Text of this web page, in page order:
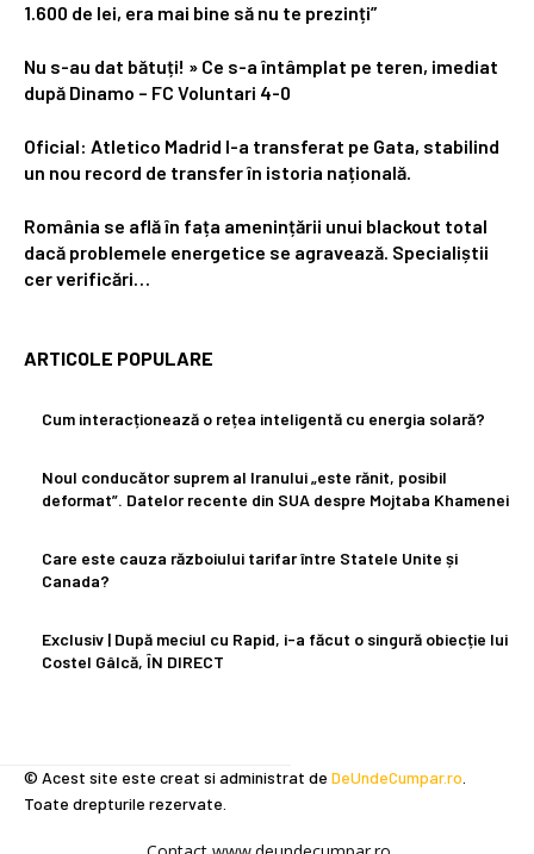
1.600 de lei, era mai bine să nu te prezinți”
Nu s-au dat bătuți! » Ce s-a întâmplat pe teren, imediat
după Dinamo – FC Voluntari 4-0
Oficial: Atletico Madrid l-a transferat pe Gata, stabilind
un nou record de transfer în istoria națională.
România se află în fața amenințării unui blackout total
dacă problemele energetice se agravează. Specialiștii
cer verificări…
ARTICOLE POPULARE
Cum interacționează o rețea inteligentă cu energia solară?
Noul conducător suprem al Iranului „este rănit, posibil
deformat”. Datelor recente din SUA despre Mojtaba Khamenei
Care este cauza războiului tarifar între Statele Unite și
Canada?
Exclusiv | După meciul cu Rapid, i-a făcut o singură obiecție lui
Costel Gâlcă, ÎN DIRECT
© Acest site este creat si administrat de DeUndeCumpar.ro.
Toate drepturile rezervate.